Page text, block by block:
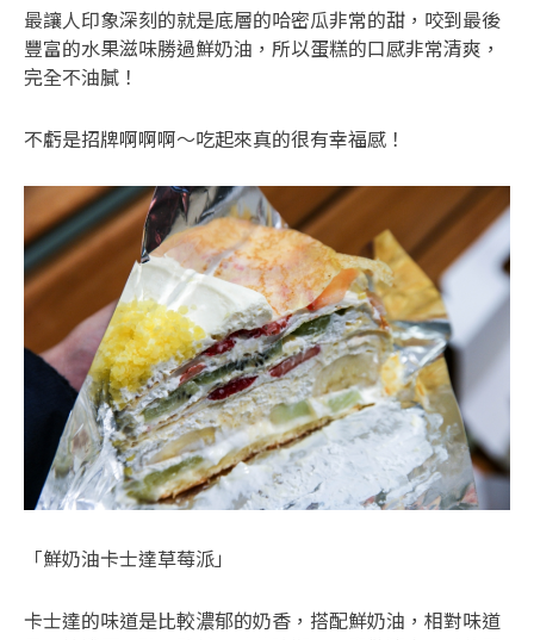
最讓人印象深刻的就是底層的哈密瓜非常的甜，咬到最後
豐富的水果滋味勝過鮮奶油，所以蛋糕的口感非常清爽，
完全不油膩！
不虧是招牌啊啊啊～吃起來真的很有幸福感！
「鮮奶油卡士達草莓派」
卡士達的味道是比較濃郁的奶香，搭配鮮奶油，相對味道